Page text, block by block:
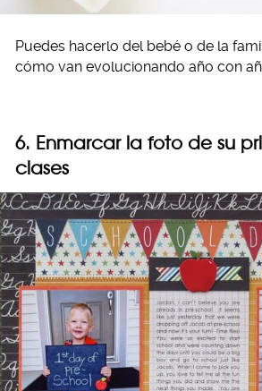
Puedes hacerlo del bebé o de la
cómo van evolucionando año con
6. Enmarcar la foto de su
clases